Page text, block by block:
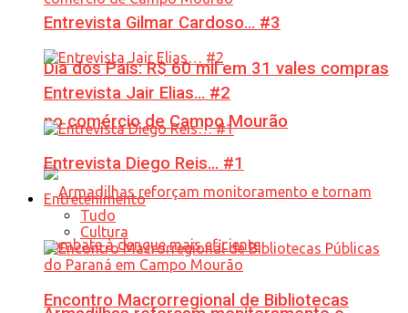
Dia dos Pais: R$ 60 mil em 31 vales compras
no comércio de Campo Mourão
Entrevista Gilmar Cardoso… #3
Entrevista Jair Elias… #2
Entrevista Diego Reis… #1
Entretenimento
Tudo
Cultura
Encontro Macrorregional de Bibliotecas